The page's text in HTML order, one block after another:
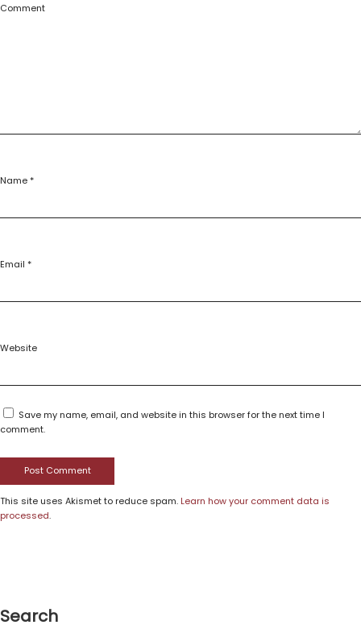
Comment
Name*
Email *
Website
Save my name, email, and website in this browser for the next time I
comment.
This site uses Akismet to reduce spam. Learn how your comment data is
processed.
Search